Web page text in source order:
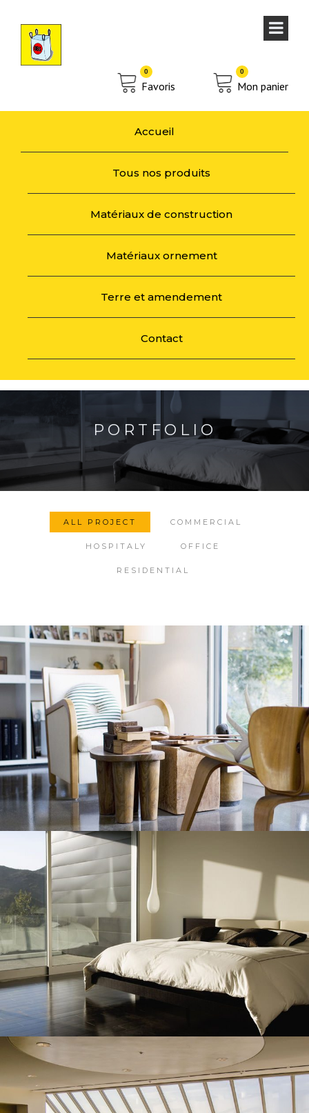
Favoris
0
Mon panier
0
Accueil
Tous nos produits
Matériaux de construction
Matériaux ornement
Terre et amendement
Contact
PORTFOLIO
ALL PROJECT COMMERCIAL
HOSPITALY OFFICE
RESIDENTIAL